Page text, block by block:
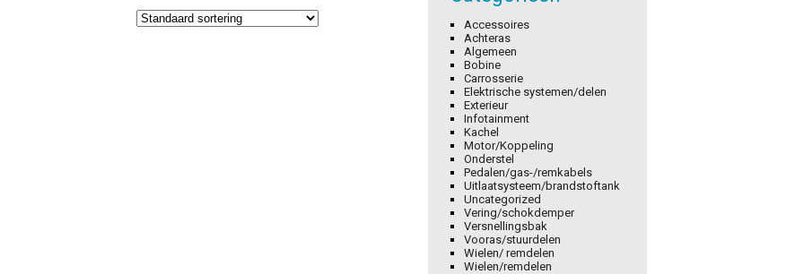
Accessoires
Achteras
Algemeen
Bobine
Carrosserie
Elektrische systemen/delen
Exterieur
Infotainment
Kachel
Motor/Koppeling
Onderstel
Pedalen/gas-/remkabels
Uitlaatsysteem/brandstoftank
Uncategorized
Vering/schokdemper
Versnellingsbak
Vooras/stuurdelen
Wielen/ remdelen
Wielen/remdelen